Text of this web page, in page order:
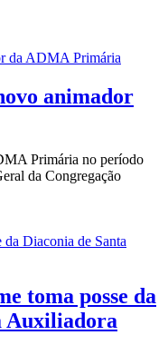
animador
Primária no período
da Congregação
toma posse da
Auxiliadora